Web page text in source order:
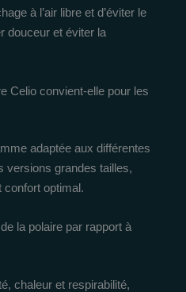
à l’air libre et d’éviter le
douceur et éviter la
Celio convient-elle pour les
adaptée aux différentes
versions grandes tailles,
confort optimal.
la polaire par rapport à
chaleur et respirabilité,